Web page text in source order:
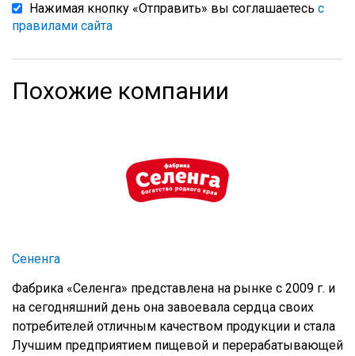
Нажимая кнопку «Отправить» вы соглашаетесь с
правилами сайта
Похожие компании
Сененга
Фабрика «Селенга» представлена на рынке с 2009 г. и
на сегодняшний день она завоевала сердца своих
потребителей отличным качеством продукции и стала
Лучшим предприятием пищевой и перерабатывающей